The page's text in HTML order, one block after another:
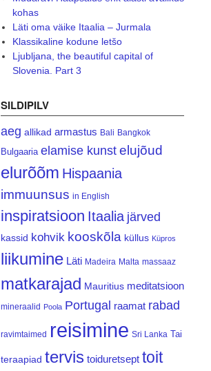
kohas
Läti oma väike Itaalia – Jurmala
Klassikaline kodune letšo
Ljubljana, the beautiful capital of
Slovenia. Part 3
SILDIPILV
aeg allikad armastus Bali Bangkok
Bulgaaria elamise kunst elujõud
elurõõm Hispaania
immuunsus in English
inspiratsioon Itaalia järved
kassid kohvik kooskõla küllus Küpros
liikumine Läti Madeira Malta massaaz
matkarajad Mauritius meditatsioon
mineraalid Poola Portugal raamat rabad
ravimtaimed reisimine Sri Lanka Tai
teraapiad tervis toiduretsept toit